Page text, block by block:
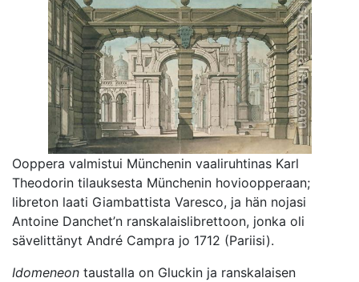
Ooppera valmistui Münchenin vaaliruhtinas Karl
Theodorin tilauksesta Münchenin hovioopperaan;
libreton laati Giambattista Varesco, ja hän nojasi
Antoine Danchet’n ranskalaislibrettoon, jonka oli
sävelittänyt André Campra jo 1712 (Pariisi).
Idomeneon taustalla on Gluckin ja ranskalaisen